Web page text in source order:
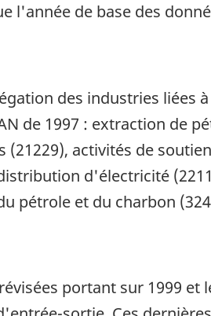
l'année de base des
des industries liées
de 1997 : extraction de
activités de
d'électricité
pétrole et du charbon
portant sur 1999 et